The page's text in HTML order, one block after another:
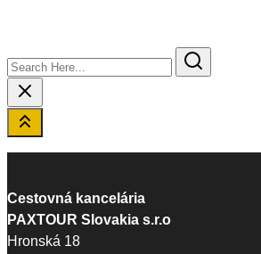
Cestovná kancelária
PAXTOUR Slovakia s.r.o
Hronská 18